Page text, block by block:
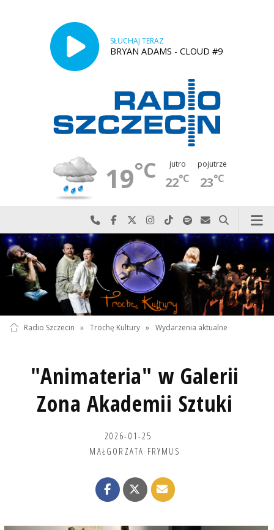
SŁUCHAJ TERAZ
BRYAN ADAMS - CLOUD #9
19°C jutro
22°C
pojutrze
23°C
Najlepiej po prostu do nas zadzwoń
Odwiedź nas na Facebook-u
Odwiedź nas na X
Odwiedź nas na Instagram-ie
Odwiedź nas na TikTok-u
Szukaj nas na Spotify
Wyślij do nas
Szukaj
Radio Szczecin » Trochę Kultury » Wydarzenia aktualne
"Animateria" w Galerii
Zona Akademii Sztuki
2026-01-25
MAŁGORZATA FRYMUS